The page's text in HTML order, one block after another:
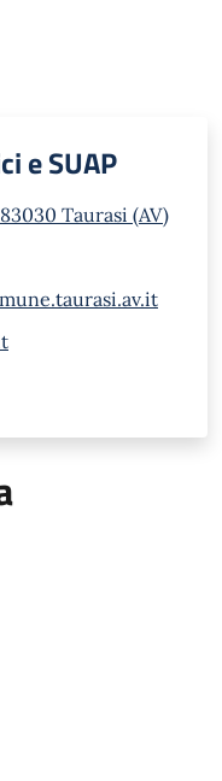
e SUAP
Taurasi (AV)